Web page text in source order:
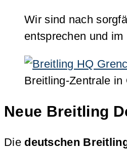
Wir sind nach
entsprechen und
Breitling-Zentrale
Neue Breitling
Die deutschen